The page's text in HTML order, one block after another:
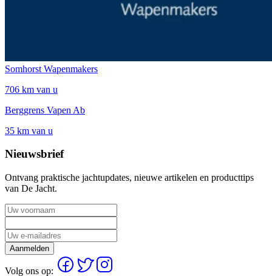
Somhorst Wapenmakers
706 km van u
Berggrens Vapen Ab
35 km van u
Nieuwsbrief
Ontvang praktische jachtupdates, nieuwe artikelen en producttips
van De Jacht.
Aanmelden
Volg ons op: